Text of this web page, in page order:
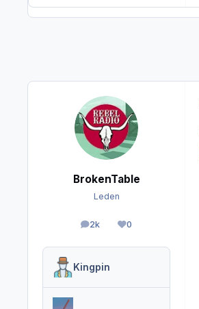
BrokenTable
Leden
2k
berichten0
Reputation
Kingpin